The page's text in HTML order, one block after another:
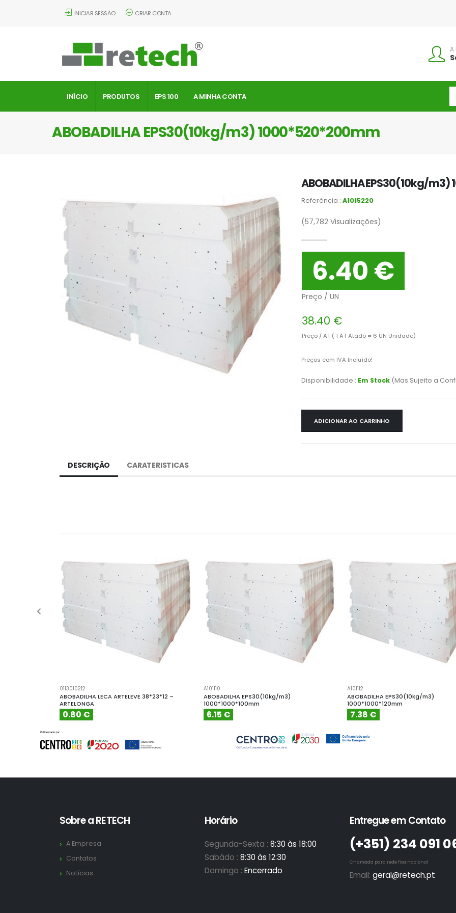
INICIAR SESSÃO CRIAR CONTA
A
INÍCIO PRODUTOS EPS 100 A MINHA CONTA
ABOBADILHA EPS30(10kg/m3) 1000*520*200mm
ABOBADILHA EPS30(10kg/
Referência : A1015220
(57,782 Visualizações)
6.40 €
Preço / UN
38.40 €
Preço / AT ( 1 AT Atado = 6 UN Unidade)
Preços com IVA Incluído!
Disponibilidade : Em Stock (Mas Sujeito a
ADICIONAR AO CARRINHO
DESCRIÇÃO CARATERISTICAS
0113010212
ABOBADILHA LECA ARTELEVE 38*23*12 –
ARTELONGA
0.80 €
A101110
ABOBADILHA EPS30(10kg/m3)
1000*1000*100mm
6.15 €
A101112
ABOBADILHA EPS30(10kg/m3)
1000*1000*120mm
7.38 €
Sobre a RETECH
A Empresa
Contatos
Notícias
Horário
Segunda-Sexta : 8:30 às 18:00
Sabádo : 8:30 às 12:30
Domingo : Encerrado
Entregue em Contato
(+351)­ 234 091
Chamada para rede fixa nacional
Email: geral@retech.pt